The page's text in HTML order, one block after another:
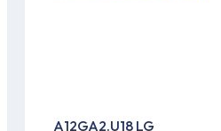
A12GA2.U18 LG